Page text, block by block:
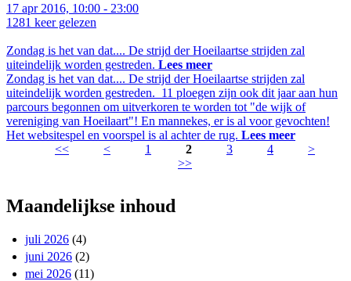
17 apr 2016, 10:00 - 23:00
1281 keer gelezen
Zondag is het van dat.... De strijd der Hoeilaartse strijden zal
uiteindelijk worden gestreden. Lees meer
Zondag is het van dat.... De strijd der Hoeilaartse strijden zal
uiteindelijk worden gestreden. 11 ploegen zijn ook dit jaar aan hun
parcours begonnen om uitverkoren te worden tot "de wijk of
vereniging van Hoeilaart"! En mannekes, er is al voor gevochten!
Het websitespel en voorspel is al achter de rug. Lees meer
<< < 1 2 3 4
>
>>
Maandelijkse inhoud
juli 2026 (4)
juni 2026 (2)
mei 2026 (11)